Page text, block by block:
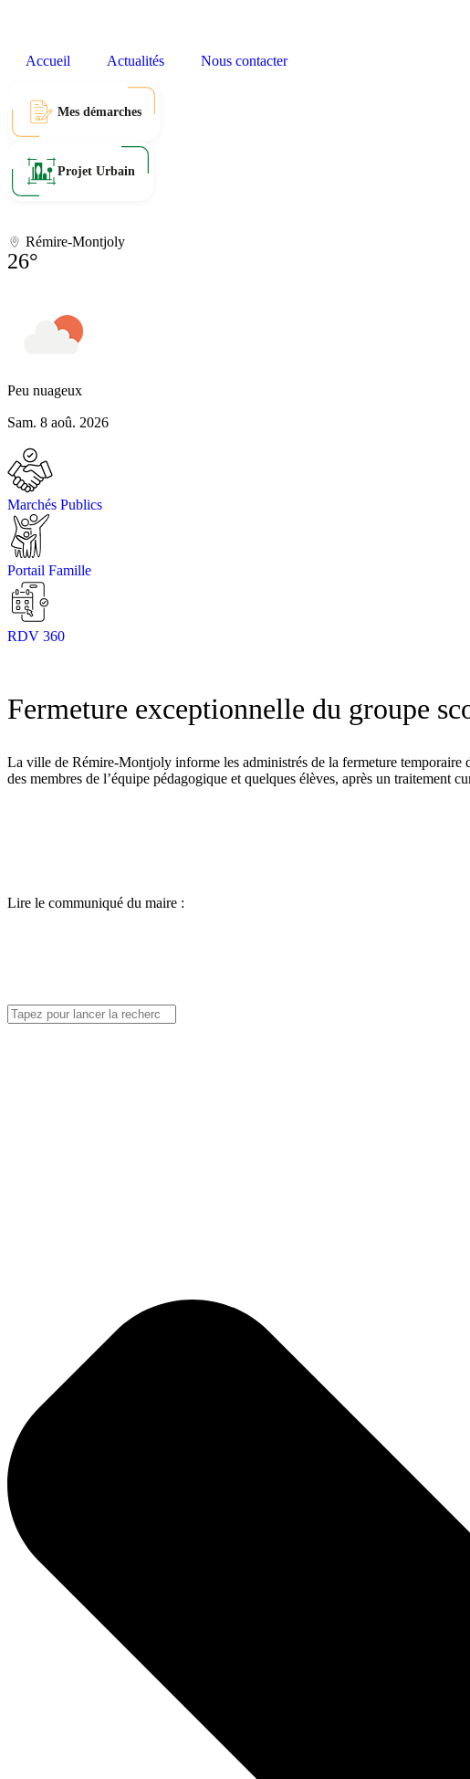
Accueil Actualités Nous contacter
Mes démarches
Projet Urbain
Rémire-Montjoly
26°
Peu nuageux
Sam. 8 aoû. 2026
Marchés Publics
Portail Famille
RDV 360
Fermeture exceptionnelle du groupe
La ville de Rémire-Montjoly informe les administrés de la fermeture temporaire
des membres de l’équipe pédagogique et quelques élèves, après un traitement
Lire le communiqué du maire :